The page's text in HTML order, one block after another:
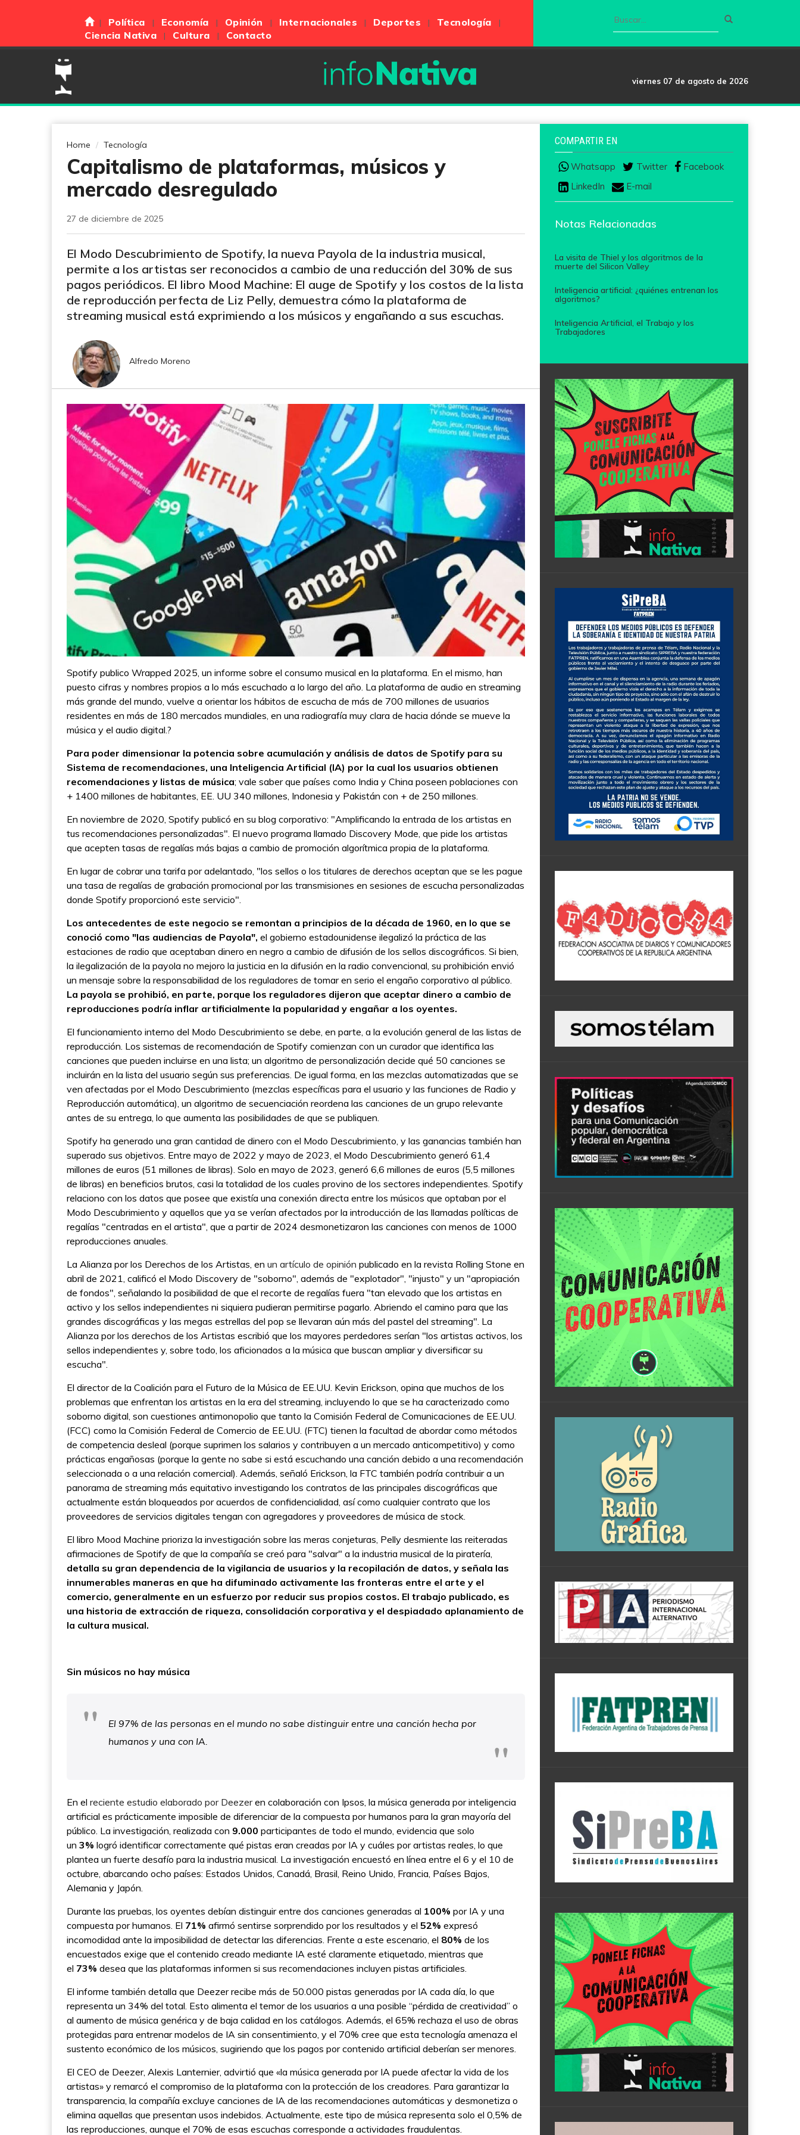
Política Economía Opinión Internacionales Deportes
Tecnología
Ciencia Nativa
Cultura Contacto
viernes 07 de agosto de 2026
Home Tecnología
Capitalismo de plataformas, músicos y
mercado desregulado
27 de diciembre de 2025
El Modo Descubrimiento de Spotify, la nueva Payola de la industria musical,
permite a los artistas ser reconocidos a cambio de una reducción del 30% de sus
pagos periódicos. El libro Mood Machine: El auge de Spotify y los costos de la lista
de reproducción perfecta de Liz Pelly, demuestra cómo la plataforma de
streaming musical está exprimiendo a los músicos y engañando a sus escuchas.
Alfredo Moreno
Spotify publico Wrapped 2025, un informe sobre el consumo musical en la plataforma. En el mismo, han
puesto cifras y nombres propios a lo más escuchado a lo largo del año. La plataforma de audio en streaming
más grande del mundo, vuelve a orientar los hábitos de escucha de más de 700 millones de usuarios
residentes en más de 180 mercados mundiales, en una radiografía muy clara de hacia dónde se mueve la
música y el audio digital.?
Para poder dimensionar la potencia sobre acumulación y análisis de datos de Spotify para su
Sistema de recomendaciones, una Inteligencia Artificial (IA) por la cual los usuarios obtienen
recomendaciones y listas de música; vale saber que países como India y China poseen poblaciones con
+ 1400 millones de habitantes, EE. UU 340 millones, Indonesia y Pakistán con + de 250 millones.
En noviembre de 2020, Spotify publicó en su blog corporativo: "Amplificando la entrada de los artistas en
tus recomendaciones personalizadas". El nuevo programa llamado Discovery Mode, que pide los artistas
que acepten tasas de regalías más bajas a cambio de promoción algorítmica propia de la plataforma.
En lugar de cobrar una tarifa por adelantado, "los sellos o los titulares de derechos aceptan que se les pague
una tasa de regalías de grabación promocional por las transmisiones en sesiones de escucha personalizadas
donde Spotify proporcionó este servicio".
Los antecedentes de este negocio se remontan a principios de la década de 1960, en lo que se
conoció como "las audiencias de Payola", el gobierno estadounidense ilegalizó la práctica de las
estaciones de radio que aceptaban dinero en negro a cambio de difusión de los sellos discográficos. Si bien,
la ilegalización de la payola no mejoro la justicia en la difusión en la radio convencional, su prohibición envió
un mensaje sobre la responsabilidad de los reguladores de tomar en serio el engaño corporativo al público.
La payola se prohibió, en parte, porque los reguladores dijeron que aceptar dinero a cambio de
reproducciones podría inflar artificialmente la popularidad y engañar a los oyentes.
El funcionamiento interno del Modo Descubrimiento se debe, en parte, a la evolución general de las listas de
reproducción. Los sistemas de recomendación de Spotify comienzan con un curador que identifica las
canciones que pueden incluirse en una lista; un algoritmo de personalización decide qué 50 canciones se
incluirán en la lista del usuario según sus preferencias. De igual forma, en las mezclas automatizadas que se
ven afectadas por el Modo Descubrimiento (mezclas específicas para el usuario y las funciones de Radio y
Reproducción automática), un algoritmo de secuenciación reordena las canciones de un grupo relevante
antes de su entrega, lo que aumenta las posibilidades de que se publiquen.
Spotify ha generado una gran cantidad de dinero con el Modo Descubrimiento, y las ganancias también han
superado sus objetivos. Entre mayo de 2022 y mayo de 2023, el Modo Descubrimiento generó 61,4
millones de euros (51 millones de libras). Solo en mayo de 2023, generó 6,6 millones de euros (5,5 millones
de libras) en beneficios brutos, casi la totalidad de los cuales provino de los sectores independientes. Spotify
relaciono con los datos que posee que existía una conexión directa entre los músicos que optaban por el
Modo Descubrimiento y aquellos que ya se verían afectados por la introducción de las llamadas políticas de
regalías "centradas en el artista", que a partir de 2024 desmonetizaron las canciones con menos de 1000
reproducciones anuales.
La Alianza por los Derechos de los Artistas, en un artículo de opinión publicado en la revista Rolling Stone en
abril de 2021, calificó el Modo Discovery de "soborno", además de "explotador", "injusto" y un "apropiación
de fondos", señalando la posibilidad de que el recorte de regalías fuera "tan elevado que los artistas en
activo y los sellos independientes ni siquiera pudieran permitirse pagarlo. Abriendo el camino para que las
grandes discográficas y las megas estrellas del pop se llevaran aún más del pastel del streaming". La
Alianza por los derechos de los Artistas escribió que los mayores perdedores serían "los artistas activos, los
sellos independientes y, sobre todo, los aficionados a la música que buscan ampliar y diversificar su
escucha".
El director de la Coalición para el Futuro de la Música de EE.UU. Kevin Erickson, opina que muchos de los
problemas que enfrentan los artistas en la era del streaming, incluyendo lo que se ha caracterizado como
soborno digital, son cuestiones antimonopolio que tanto la Comisión Federal de Comunicaciones de EE.UU.
(FCC) como la Comisión Federal de Comercio de EE.UU. (FTC) tienen la facultad de abordar como métodos
de competencia desleal (porque suprimen los salarios y contribuyen a un mercado anticompetitivo) y como
prácticas engañosas (porque la gente no sabe si está escuchando una canción debido a una recomendación
seleccionada o a una relación comercial). Además, señaló Erickson, la FTC también podría contribuir a un
panorama de streaming más equitativo investigando los contratos de las principales discográficas que
actualmente están bloqueados por acuerdos de confidencialidad, así como cualquier contrato que los
proveedores de servicios digitales tengan con agregadores y proveedores de música de stock.
El libro Mood Machine prioriza la investigación sobre las meras conjeturas, Pelly desmiente las reiteradas
afirmaciones de Spotify de que la compañía se creó para "salvar" a la industria musical de la piratería,
detalla su gran dependencia de la vigilancia de usuarios y la recopilación de datos, y señala las
innumerables maneras en que ha difuminado activamente las fronteras entre el arte y el
comercio, generalmente en un esfuerzo por reducir sus propios costos. El trabajo publicado, es
una historia de extracción de riqueza, consolidación corporativa y el despiadado aplanamiento de
la cultura musical.
Sin músicos no hay música
El 97% de las personas en el mundo no sabe distinguir entre una canción hecha por
humanos y una con IA.
En el reciente estudio elaborado por Deezeren colaboración con Ipsos, la música generada por inteligencia
artificial es prácticamente imposible de diferenciar de la compuesta por humanos para la gran mayoría del
público. La investigación, realizada con 9.000 participantes de todo el mundo, evidencia que solo
un 3% logró identificar correctamente qué pistas eran creadas por IA y cuáles por artistas reales, lo que
plantea un fuerte desafío para la industria musical. La investigación encuestó en línea entre el 6 y el 10 de
octubre, abarcando ocho países: Estados Unidos, Canadá, Brasil, Reino Unido, Francia, Países Bajos,
Alemania y Japón.
Durante las pruebas, los oyentes debían distinguir entre dos canciones generadas al 100% por IA y una
compuesta por humanos. El 71% afirmó sentirse sorprendido por los resultados y el 52% expresó
incomodidad ante la imposibilidad de detectar las diferencias. Frente a este escenario, el 80% de los
encuestados exige que el contenido creado mediante IA esté claramente etiquetado, mientras que
el 73% desea que las plataformas informen si sus recomendaciones incluyen pistas artificiales.
El informe también detalla que Deezer recibe más de 50.000 pistas generadas por IA cada día, lo que
representa un 34% del total. Esto alimenta el temor de los usuarios a una posible “pérdida de creatividad” o
al aumento de música genérica y de baja calidad en los catálogos. Además, el 65% rechaza el uso de obras
protegidas para entrenar modelos de IA sin consentimiento, y el 70% cree que esta tecnología amenaza el
sustento económico de los músicos, sugiriendo que los pagos por contenido artificial deberían ser menores.
El CEO de Deezer, Alexis Lanternier, advirtió que «la música generada por IA puede afectar la vida de los
artistas» y remarcó el compromiso de la plataforma con la protección de los creadores. Para garantizar la
transparencia, la compañía excluye canciones de IA de las recomendaciones automáticas y desmonetiza o
elimina aquellas que presentan usos indebidos. Actualmente, este tipo de música representa solo el 0,5% de
las reproducciones, aunque el 70% de esas escuchas corresponde a actividades fraudulentas.
COMPARTIR EN
Whatsapp Twitter
Facebook
LinkedIn
E-mail
Notas Relacionadas
La visita de Thiel y los algoritmos de la
muerte del Silicon Valley
Inteligencia artificial: ¿quiénes entrenan los
algoritmos?
Inteligencia Artificial, el Trabajo y los
Trabajadores